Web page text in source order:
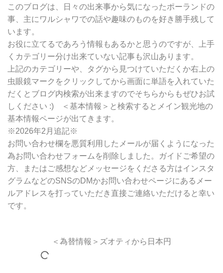
別
検
索
このブログは、日々の出来事から気になったポーランドの
事、主にワルシャワでの話や趣味のものを好き勝手残して
います。
お役に立てるであろう情報もあるかと思うのですが、上手
くカテゴリー分け出来ていない記事も沢山あります。
上記のカテゴリーや、タグから見つけていただくか右上の
虫眼鏡マークをクリックしてから画面に単語を入れていた
だくとブログ内検索が出来ますのでそちらからもぜひお試
しください :) ＜基本情報＞と検索するとメイン観光地の
基本情報ページが出てきます。
※2026年2月追記※
お問い合わせ欄を悪質利用したメールが届くようになった
為お問い合わせフォームを削除しました。ガイドご希望の
方、またはご感想などメッセージをくださる方はインスタ
グラムなどのSNSのDMかお問い合わせページにあるメー
ルアドレスを打っていただき直接ご連絡いただけると幸い
です。
＜為替情報＞ズオティから日本円